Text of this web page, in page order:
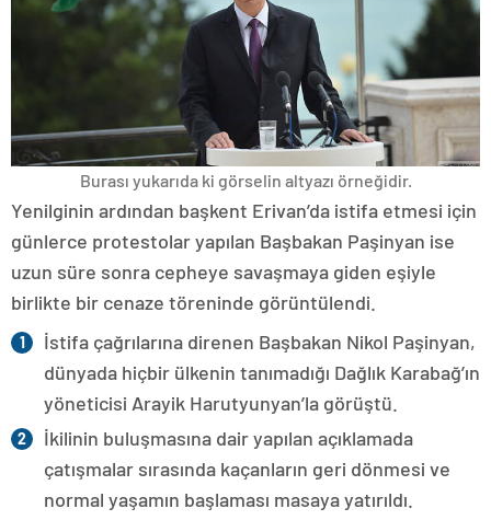
Burası yukarıda ki görselin altyazı örneğidir.
Yenilginin ardından başkent Erivan’da istifa etmesi için
günlerce protestolar yapılan Başbakan Paşinyan ise
uzun süre sonra cepheye savaşmaya giden eşiyle
birlikte bir cenaze töreninde görüntülendi.
İstifa çağrılarına direnen Başbakan Nikol Paşinyan,
dünyada hiçbir ülkenin tanımadığı Dağlık Karabağ’ın
yöneticisi Arayik Harutyunyan’la görüştü.
İkilinin buluşmasına dair yapılan açıklamada
çatışmalar sırasında kaçanların geri dönmesi ve
normal yaşamın başlaması masaya yatırıldı.